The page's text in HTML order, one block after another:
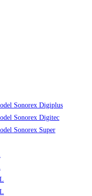
Sonorex Digiplus
Sonorex Digitec
Sonorex Super